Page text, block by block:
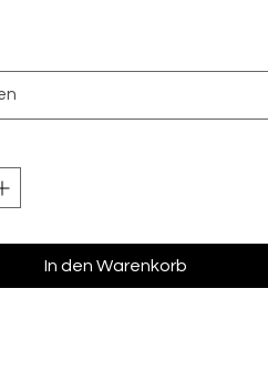
In den Warenkorb